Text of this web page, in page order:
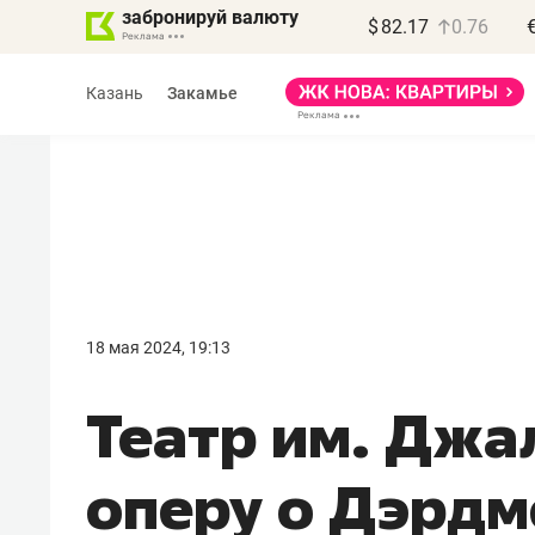
забронируй валюту $ 82.17 0.76
Казань Закамье
18 мая 2024, 19:13
Театр им.
оперу о
правил, бизнес может
потерять минимум
полгода»